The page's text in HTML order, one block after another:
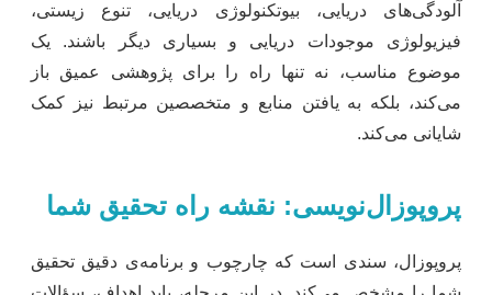
آلودگی‌های دریایی، بیوتکنولوژی دریایی، تنوع زیستی،
فیزیولوژی موجودات دریایی و بسیاری دیگر باشند. یک
موضوع مناسب، نه تنها راه را برای پژوهشی عمیق باز
می‌کند، بلکه به یافتن منابع و متخصصین مرتبط نیز کمک
شایانی می‌کند.
پروپوزال‌نویسی: نقشه راه تحقیق شما
پروپوزال، سندی است که چارچوب و برنامه‌ی دقیق تحقیق